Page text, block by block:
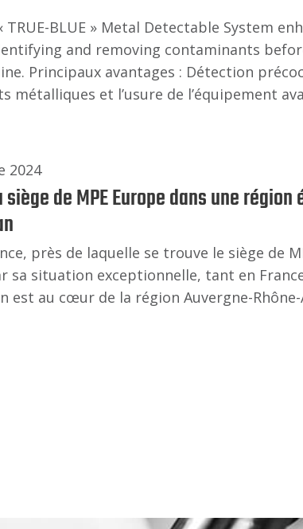
TRUE-BLUE » Metal Detectable System
and removing contaminants
Principaux avantages : Détection
métalliques et l’usure de l’équipement
de MPE Europe dans une
2024
près de laquelle se trouve le siège de
sa situation exceptionnelle, tant en
est au cœur de la région Auvergne-